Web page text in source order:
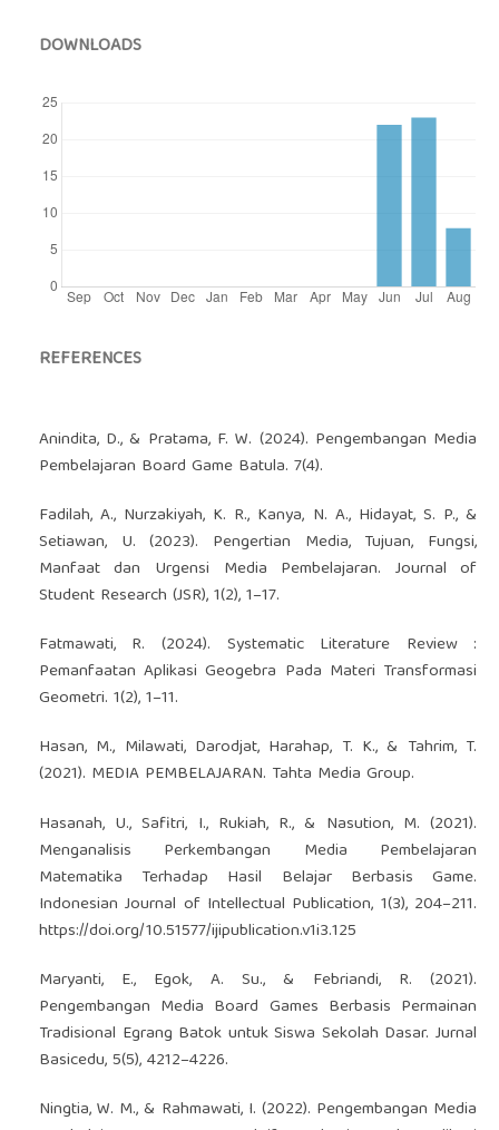
DOWNLOADS
REFERENCES
Anindita, D., & Pratama, F. W. (2024). Pengembangan Media
Pembelajaran Board Game Batula. 7(4).
Fadilah, A., Nurzakiyah, K. R., Kanya, N. A., Hidayat, S. P., &
Setiawan, U. (2023). Pengertian Media, Tujuan, Fungsi,
Manfaat dan Urgensi Media Pembelajaran. Journal of
Student Research (JSR), 1(2), 1–17.
Fatmawati, R. (2024). Systematic Literature Review :
Pemanfaatan Aplikasi Geogebra Pada Materi Transformasi
Geometri. 1(2), 1–11.
Hasan, M., Milawati, Darodjat, Harahap, T. K., & Tahrim, T.
(2021). MEDIA PEMBELAJARAN. Tahta Media Group.
Hasanah, U., Safitri, I., Rukiah, R., & Nasution, M. (2021).
Menganalisis Perkembangan Media Pembelajaran
Matematika Terhadap Hasil Belajar Berbasis Game.
Indonesian Journal of Intellectual Publication, 1(3), 204–211.
https://doi.org/10.51577/ijipublication.v1i3.125
Maryanti, E., Egok, A. Su., & Febriandi, R. (2021).
Pengembangan Media Board Games Berbasis Permainan
Tradisional Egrang Batok untuk Siswa Sekolah Dasar. Jurnal
Basicedu, 5(5), 4212–4226.
Ningtia, W. M., & Rahmawati, I. (2022). Pengembangan Media